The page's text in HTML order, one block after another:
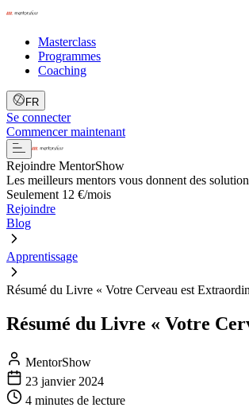
Masterclass
Programmes
Coaching
FR
Se connecter
Commencer maintenant
Rejoindre MentorShow
Les meilleurs mentors vous donnent des
Seulement 12 €/mois
Rejoindre
Blog
Apprentissage
Résumé du Livre « Votre Cerveau est
Résumé du Livre « Votre
MentorShow
23 janvier 2024
4 minutes de lecture